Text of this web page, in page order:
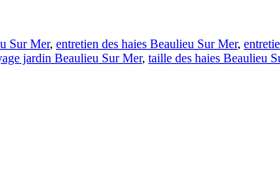
Sur Mer, entretien des haies Beaulieu Sur Mer,
jardin Beaulieu Sur Mer, taille des haies Beaulieu